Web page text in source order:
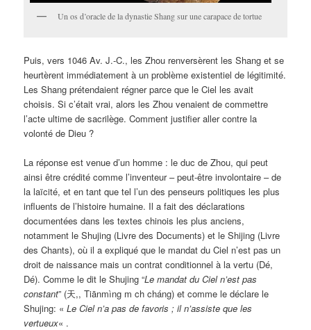
Un os d’oracle de la dynastie Shang sur une carapace de tortue
Puis, vers 1046 Av. J.-C., les Zhou renversèrent les Shang et se
heurtèrent immédiatement à un problème existentiel de légitimité.
Les Shang prétendaient régner parce que le Ciel les avait
choisis. Si c’était vrai, alors les Zhou venaient de commettre
l’acte ultime de sacrilège. Comment justifier aller contre la
volonté de Dieu ?
La réponse est venue d’un homme : le duc de Zhou, qui peut
ainsi être crédité comme l’inventeur – peut-être involontaire – de
la laïcité, et en tant que tel l’un des penseurs politiques les plus
influents de l’histoire humaine. Il a fait des déclarations
documentées dans les textes chinois les plus anciens,
notamment le Shujing (Livre des Documents) et le Shijing (Livre
des Chants), où il a expliqué que le mandat du Ciel n’est pas un
droit de naissance mais un contrat conditionnel à la vertu (Dé,
Dé). Comme le dit le Shujing “Le mandat du Ciel n’est pas
constant” (天,, Tiānmìng m ch cháng) et comme le déclare le
Shujing: «Le Ciel n’a pas de favoris ; il n’assiste que les
vertueux« .